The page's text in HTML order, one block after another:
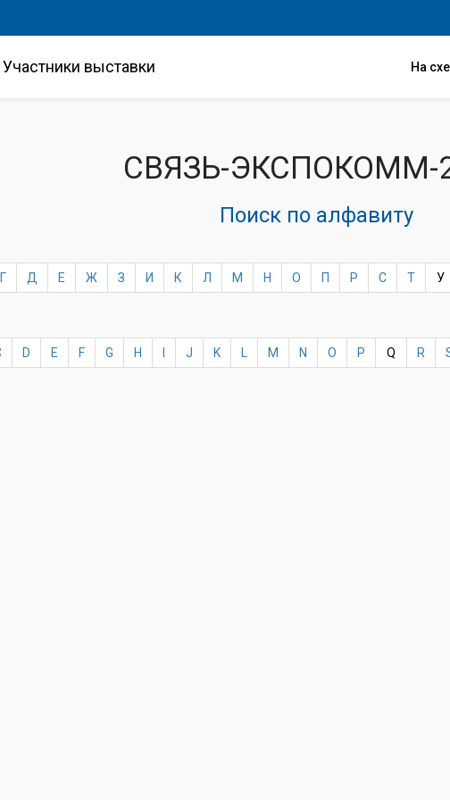
Участники выставки На
СВЯЗЬ-ЭКСПОКОММ-
Поиск по алфавиту
Г Д Е Ж З И К Л М Н О П Р С Т У
D E F G H J K M N O P Q R